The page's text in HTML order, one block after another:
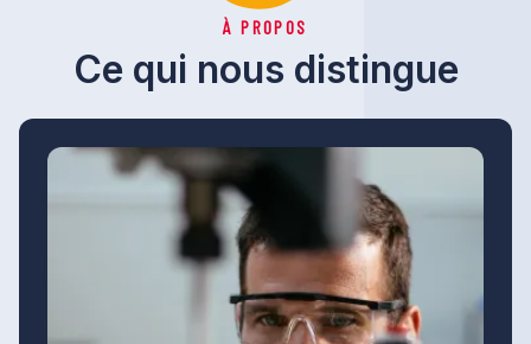
À PROPOS
Ce qui nous distingue